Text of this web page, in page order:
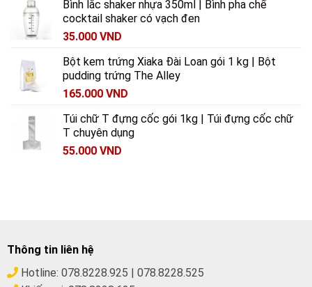
Bình lắc shaker nhựa 350ml | Bình pha chế
cocktail shaker có vạch đen
35.000 VND
Bột kem trứng Xiaka Đài Loan gói 1 kg | Bột
pudding trứng The Alley
165.000 VND
Túi chữ T đựng cốc gói 1kg | Túi đựng cốc chữ
T chuyên dụng
55.000 VND
Thông tin liên hệ
Hotline: 078.8228.925 | 078.8228.525